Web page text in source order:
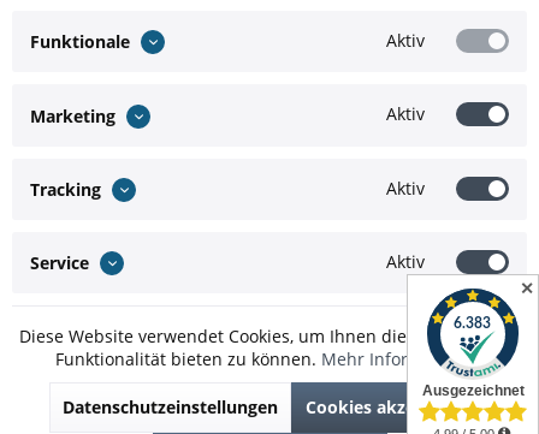
✕
* Alle Preise inkl. gesetzl. Mehrwertsteuer zzgl.Versandkostenund ggf.
Nachnahmegebühren, wenn nicht anders beschrieben
Funktionale Aktiv
Marketing Aktiv
Tracking Aktiv
Service Aktiv
Diese Website verwendet Cookies, um Ihnen die bestmögliche
Funktionalität bieten zu können. Mehr Informationen
Datenschutzeinstellungen Cookies akzeptieren